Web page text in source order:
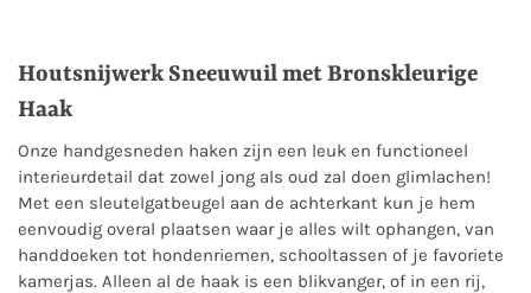
Houtsnijwerk Sneeuwuil met Bronskleurige
Haak
Onze handgesneden haken zijn een leuk en functioneel
interieurdetail dat zowel jong als oud zal doen glimlachen!
Met een sleutelgatbeugel aan de achterkant kun je hem
eenvoudig overal plaatsen waar je alles wilt ophangen, van
handdoeken tot hondenriemen, schooltassen of je favoriete
kamerjas. Alleen al de haak is een blikvanger, of in een rij,